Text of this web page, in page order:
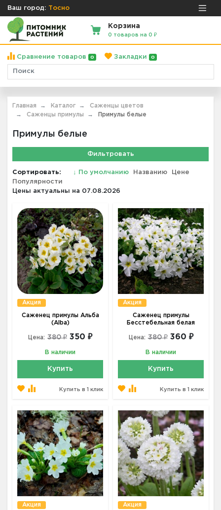
Ваш город: Тосно
Корзина
0 товаров на 0 ₽
Сравнение товаров 0 Закладки 0
Главная Каталог
Саженцы цветов
Саженцы примулы
Примулы белые
Примулы белые
Фильтровать
Сортировать: ↓ По умолчанию Названию
Цене
Популярности
Цены актуальны на 07.08.2026
Акция
Саженец примулы Альба
(Alba)
Цена: 380 ₽ 350 ₽
В наличии
Купить
Купить в 1 клик
Акция
Саженец примулы
Бесстебельная белая
Цена: 380 ₽ 360 ₽
В наличии
Купить
Купить в 1 клик
Акция Акция